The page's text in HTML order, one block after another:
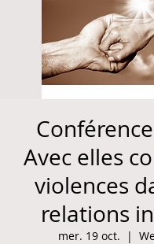
Avec elles
violences
relations
mer. 19 oct.
  |